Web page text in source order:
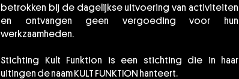
betrokken bij de dagelijkse uitvoering van activiteiten
en ontvangen geen vergoeding voor hun
werkzaamheden.
Stichting Kult Funktion is een stichting die in haar
uitingen de naam KULT FUNKTION hanteert.